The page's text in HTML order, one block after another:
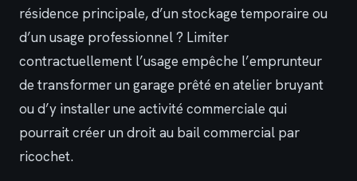
résidence principale, d’un stockage temporaire ou
d’un usage professionnel ? Limiter
contractuellement l’usage empêche l’emprunteur
de transformer un garage prêté en atelier bruyant
ou d’y installer une activité commerciale qui
pourrait créer un droit au bail commercial par
ricochet.